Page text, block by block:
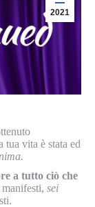
2021
vita è stata ed
a tutto ciò che
sei